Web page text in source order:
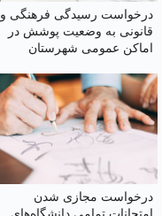
درخواست رسیدگی فرهنگی و
قانونی به وضعیت پوشش در
اماکن عمومی شهرستان
درخواست مجازی شدن